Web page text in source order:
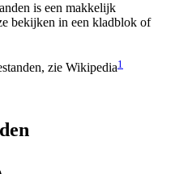
is een makkelijk
bekijken in een kladblok of
zie Wikipedia1